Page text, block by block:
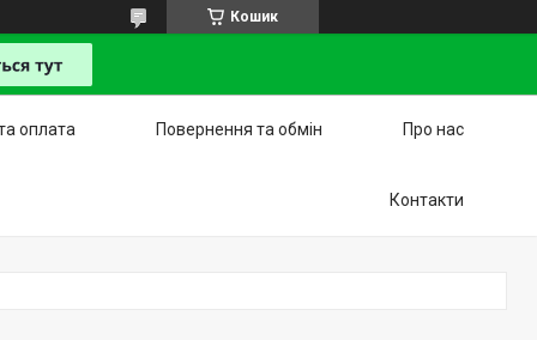
Кошик
оплата Повернення та обмін Про нас
Контакти